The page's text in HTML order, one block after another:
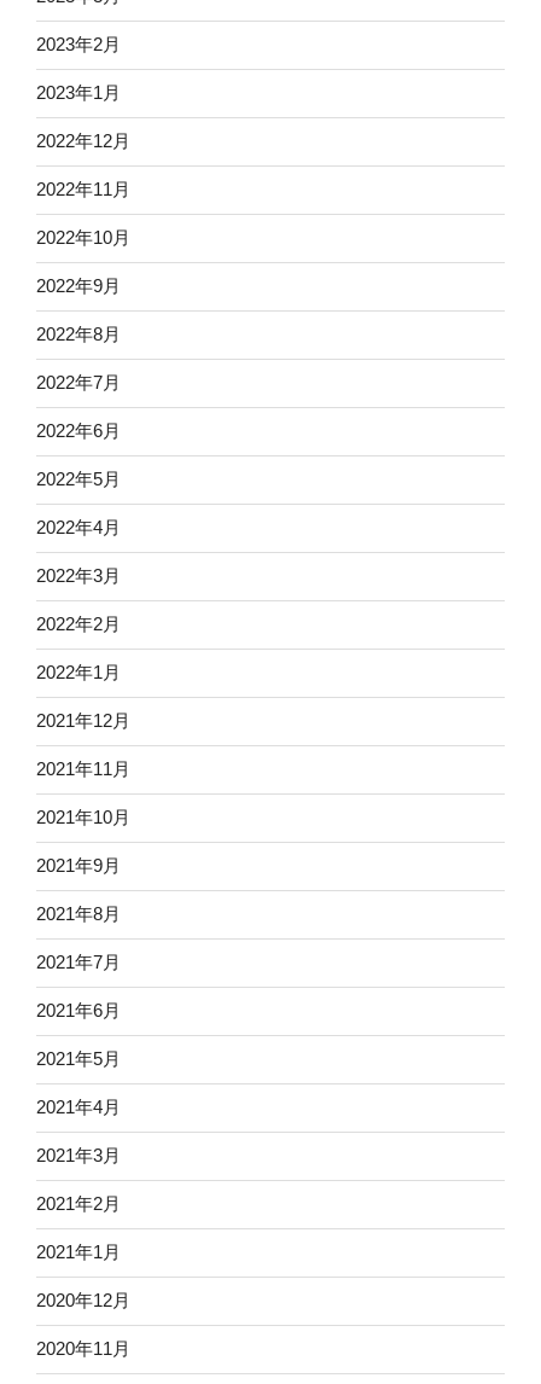
2023年2月
2023年1月
2022年12月
2022年11月
2022年10月
2022年9月
2022年8月
2022年7月
2022年6月
2022年5月
2022年4月
2022年3月
2022年2月
2022年1月
2021年12月
2021年11月
2021年10月
2021年9月
2021年8月
2021年7月
2021年6月
2021年5月
2021年4月
2021年3月
2021年2月
2021年1月
2020年12月
2020年11月